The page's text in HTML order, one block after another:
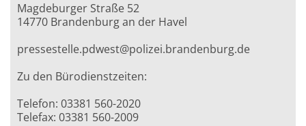
Magdeburger Straße 52
14770 Brandenburg an der Havel
pressestelle.pdwest@polizei.brandenburg.de
Zu den Bürodienstzeiten:
Telefon: 03381 560-2020
Telefax: 03381 560-2009